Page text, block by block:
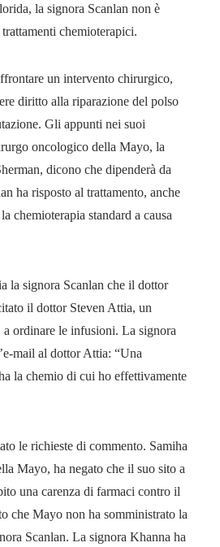
la signora Scanlan non è
chemioterapici.
un intervento chirurgico,
diritto alla riparazione del polso
Gli appunti nei suoi
oncologico della Mayo, la
dicono che dipenderà da
ha risposto al trattamento, anche
chemioterapia standard a causa
la signora Scanlan che il dottor
il dottor Steven Attia, un
ordinare le infusioni. La signora
mail al dottor Attia: “Una
la chemio di cui ho effettivamente
le richieste di commento. Samiha
Mayo, ha negato che il suo sito a
una carenza di farmaci contro il
che Mayo non ha somministrato la
Scanlan. La signora Khanna ha